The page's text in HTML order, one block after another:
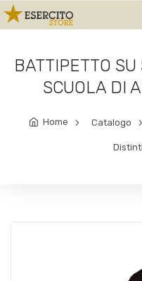
BATTIPETTO
SCUOLA DI
Home Catalogo